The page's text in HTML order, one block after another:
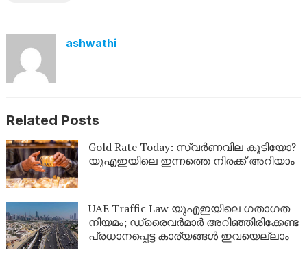
ashwathi
Related Posts
Gold Rate Today: സ്വര്‍ണവില കൂടിയോ?
യുഎഇയിലെ ഇന്നത്തെ നിരക്ക് അറിയാം
UAE Traffic Law യുഎഇയിലെ ഗതാഗത
നിയമം; ഡ്രൈവർമാർ അറിഞ്ഞിരിക്കേണ്ട
പ്രധാനപ്പെട്ട കാര്യങ്ങൾ ഇവയെല്ലാം